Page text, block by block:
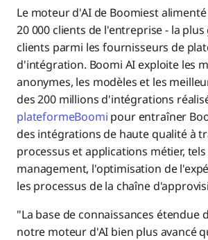
Le moteur d'AI de Boomiest
20 000 clients de l'entreprise - la
clients parmi les fournisseurs de
d'intégration. Boomi AI exploite les
anonymes, les modèles et les
des 200 millions d'intégrations
plateformeBoomi pour entraîner
des intégrations de haute qualité à
processus et applications métier,
management, l'optimisation de
les processus de la chaîne
"La base de connaissances étendue
notre moteur d'AI bien plus avancé